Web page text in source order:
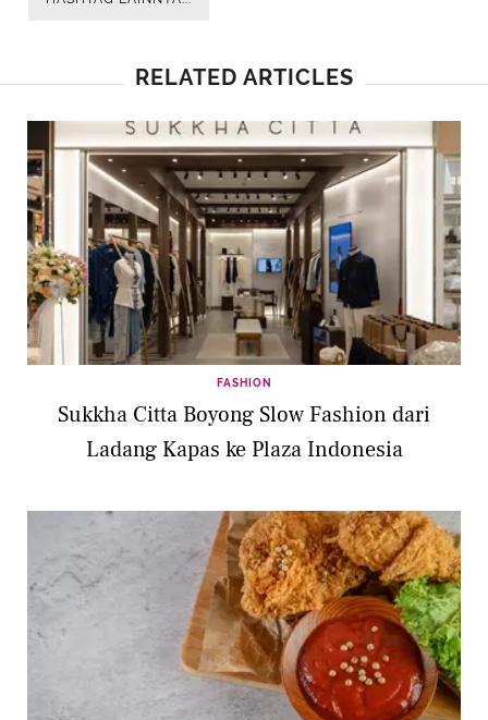
RELATED ARTICLES
FASHION
Sukkha Citta Boyong Slow Fashion dari
Ladang Kapas ke Plaza Indonesia